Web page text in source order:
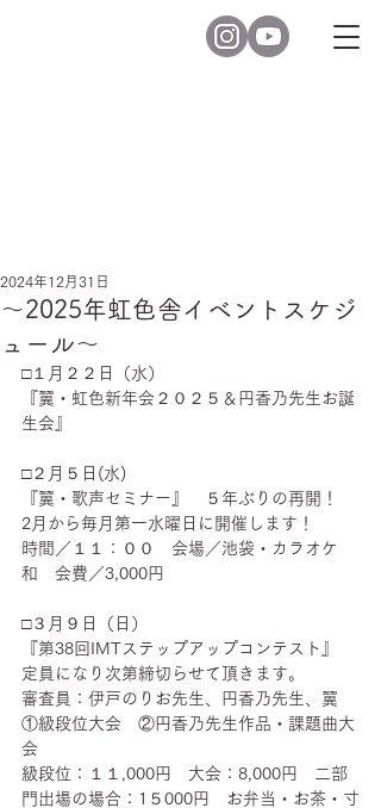
～2025年虹色舎イベントスケジ
ュール～
2024年12月31日
□１月２２日（水）
『翼・虹色新年会２０２５＆円香乃先生お誕
生会』
□２月５日(水)
『翼・歌声セミナー』　５年ぶりの再開！
2月から毎月第一水曜日に開催します！
時間／１１：００　会場／池袋・カラオケ
和　会費／3,000円
□３月９日（日）
『第38回IMTステップアップコンテスト』
定員になり次第締切らせて頂きます。
審査員：伊戸のりお先生、円香乃先生、翼
①級段位大会　②円香乃先生作品・課題曲大
会
級段位：１１,000円　大会：8,000円　二部
門出場の場合：1５000円　お弁当・お茶・寸